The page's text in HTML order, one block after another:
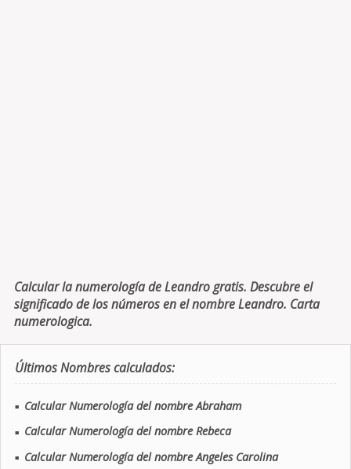
Calcular la numerología de Leandro gratis. Descubre el
significado de los números en el nombre Leandro. Carta
numerologica.
Últimos Nombres calculados:
■ Calcular Numerología del nombre Abraham
■ Calcular Numerología del nombre Rebeca
■ Calcular Numerología del nombre Angeles Carolina